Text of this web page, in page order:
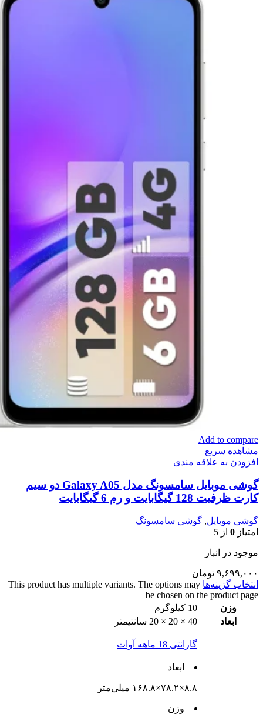
Add to compare
مشاهده سریع
افزودن به علاقه مندی
گوشی موبایل سامسونگ مدل Galaxy A05 دو سیم
کارت ظرفیت 128 گیگابایت و رم 6 گیگابایت
گوشی موبایل, گوشی سامسونگ
امتیاز 0 از 5
موجود در انبار
۹,۶۹۹,۰۰۰ تومان
انتخاب گزینه‌ها This product has multiple variants. The options may
be chosen on the product page
وزن
10 کیلوگرم
ابعاد
40 × 20 × 20 سانتیمتر
گارانتی 18 ماهه آوات
ابعاد
۸.۸×۷۸.۲×۱۶۸.۸ میلی‌متر
وزن